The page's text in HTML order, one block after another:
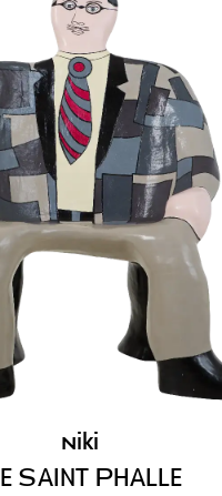
Niki
ESAINT PHALLE